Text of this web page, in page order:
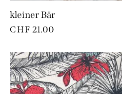
kleiner Bär
CHF 21.00